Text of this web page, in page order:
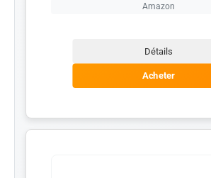
Amazon
Détails
Acheter